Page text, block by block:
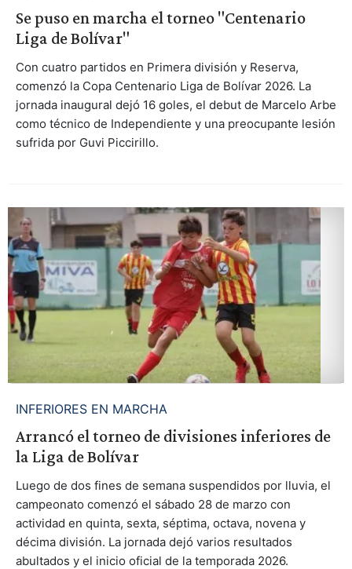
Se puso en marcha el torneo "Centenario
Liga de Bolívar"
Con cuatro partidos en Primera división y Reserva,
comenzó la Copa Centenario Liga de Bolívar 2026. La
jornada inaugural dejó 16 goles, el debut de Marcelo Arbe
como técnico de Independiente y una preocupante lesión
sufrida por Guvi Piccirillo.
INFERIORES EN MARCHA
Arrancó el torneo de divisiones inferiores de
la Liga de Bolívar
Luego de dos fines de semana suspendidos por lluvia, el
campeonato comenzó el sábado 28 de marzo con
actividad en quinta, sexta, séptima, octava, novena y
décima división. La jornada dejó varios resultados
abultados y el inicio oficial de la temporada 2026.